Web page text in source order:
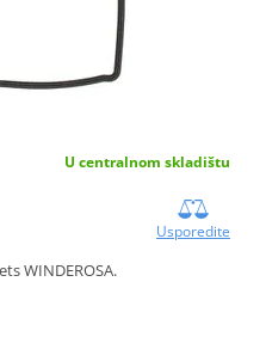
U centralnom skladištu
Usporedite
WINDEROSA.